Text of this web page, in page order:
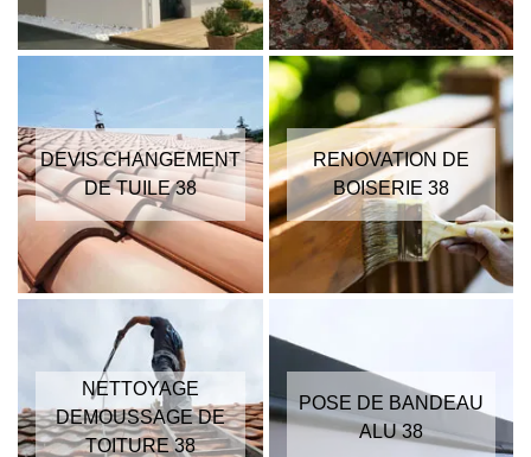
DEVIS CHANGEMENT
DE TUILE 38
RENOVATION DE
BOISERIE 38
NETTOYAGE
DEMOUSSAGE DE
TOITURE 38
POSE DE BANDEAU
ALU 38